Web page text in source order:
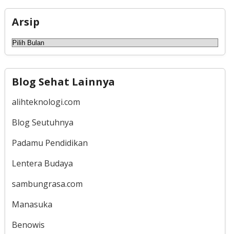
Arsip
Arsip
Blog Sehat Lainnya
alihteknologi.com
Blog Seutuhnya
Padamu Pendidikan
Lentera Budaya
sambungrasa.com
Manasuka
Benowis